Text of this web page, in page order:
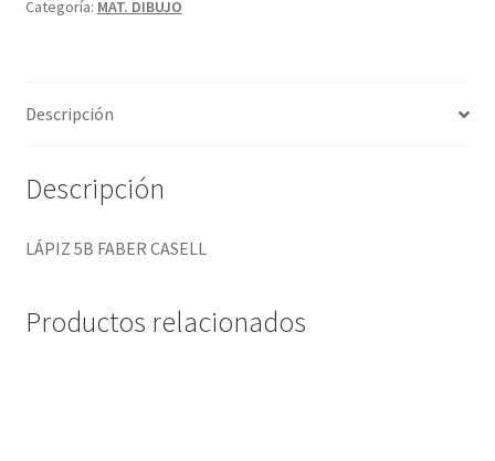
Categoría: MAT. DIBUJO
Descripción
Descripción
LÁPIZ 5B FABER CASELL
Productos relacionados